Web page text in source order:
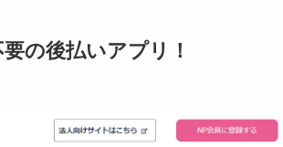
の後払いアプリ！